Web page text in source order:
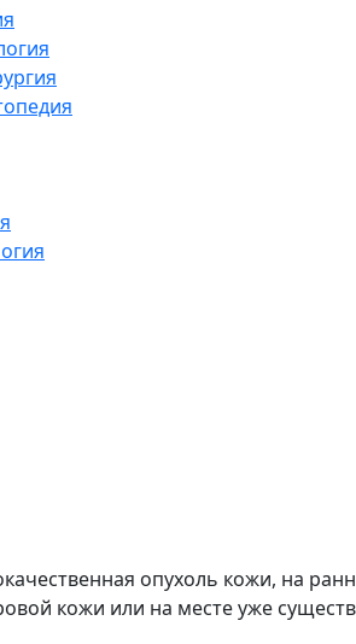
опухоль кожи, на
кожи или на месте уже